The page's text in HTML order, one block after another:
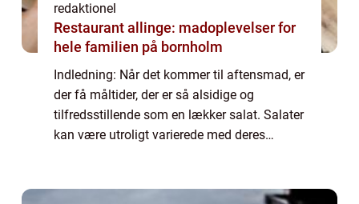
redaktionel
Restaurant allinge: madoplevelser for
hele familien på bornholm
Indledning: Når det kommer til aftensmad, er
der få måltider, der er så alsidige og
tilfredsstillende som en lækker salat. Salater
kan være utroligt varierede med deres